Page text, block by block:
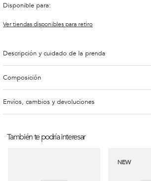
Disponible para:
Ver tiendas disponibles para retiro
Descripción y cuidado de la prenda
Composición
Envíos, cambios y devoluciones
También te podría interesar
NEW